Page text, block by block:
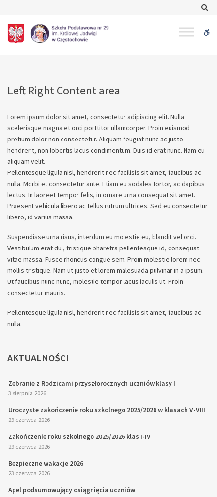
Right
Content
Left Right Content area
Lorem ipsum dolor sit amet, consectetur adipiscing elit. Nulla
scelerisque magna et orci porttitor ullamcorper. Proin euismod
pretium dolor non consectetur. Aliquam feugiat nunc ac justo
hendrerit, non lobortis lacus condimentum. Duis id erat nunc. Nam eu
aliquam velit.
Pellentesque ligula nisl, hendrerit nec facilisis sit amet, faucibus ac
nulla. Morbi et consectetur ante. Etiam eu sodales tortor, ac dapibus
lectus. In laoreet tempor felis, in ornare urna consequat sit amet.
Praesent vehicula libero ac tellus rutrum ultrices. Sed eu consectetur
libero, id varius massa.
Suspendisse urna risus, interdum eu molestie eu, blandit vel orci.
Vestibulum erat dui, tristique pharetra pellentesque id, consequat
vitae massa. Fusce rhoncus congue sem. Proin molestie lorem nec
mollis tristique. Nam ut justo et lorem malesuada pulvinar in a ipsum.
Ut faucibus nunc nunc, molestie tempor lacus iaculis ut. Proin
consectetur mauris.
Pellentesque ligula nisl, hendrerit nec facilisis sit amet, faucibus ac
nulla.
AKTUALNOŚCI
Zebranie z Rodzicami przyszłorocznych uczniów klasy I
3 sierpnia 2026
Uroczyste zakończenie roku szkolnego 2025/2026 w klasach V-VIII
29 czerwca 2026
Zakończenie roku szkolnego 2025/2026 klas I-IV
29 czerwca 2026
Bezpieczne wakacje 2026
23 czerwca 2026
Apel podsumowujący osiągnięcia uczniów